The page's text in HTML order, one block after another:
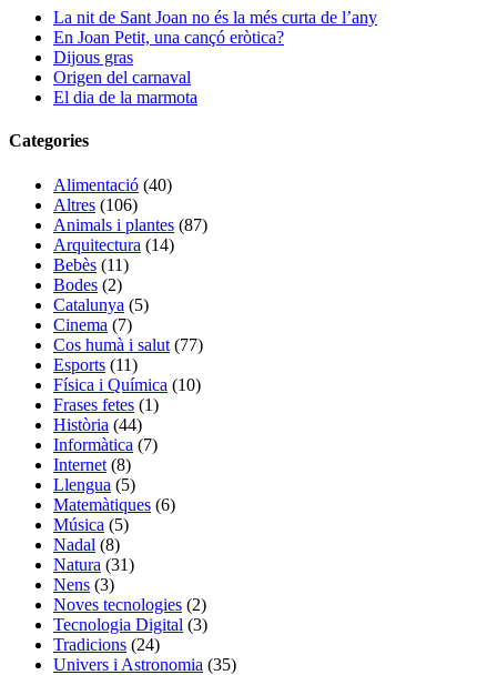
La nit de Sant Joan no és la més curta de l’any
En Joan Petit, una cançó eròtica?
Dijous gras
Origen del carnaval
El dia de la marmota
Categories
Alimentació (40)
Altres (106)
Animals i plantes (87)
Arquitectura (14)
Bebès (11)
Bodes (2)
Catalunya (5)
Cinema (7)
Cos humà i salut (77)
Esports (11)
Física i Química (10)
Frases fetes (1)
Història (44)
Informàtica (7)
Internet (8)
Llengua (5)
Matemàtiques (6)
Música (5)
Nadal (8)
Natura (31)
Nens (3)
Noves tecnologies (2)
Tecnologia Digital (3)
Tradicions (24)
Univers i Astronomia (35)